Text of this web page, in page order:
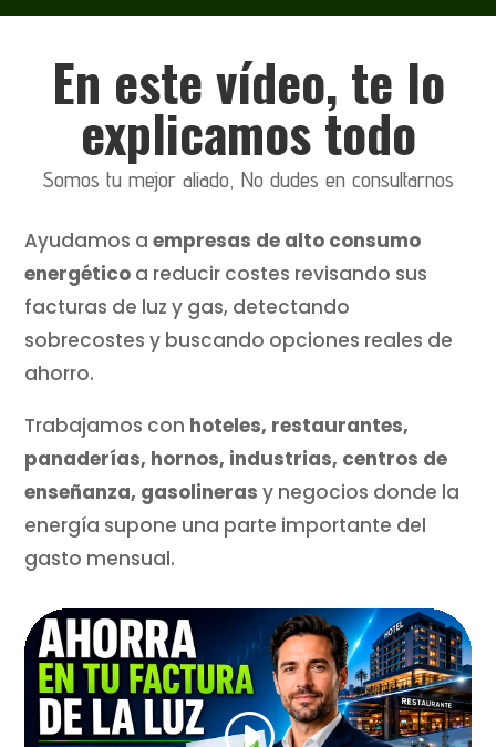
En este vídeo, te lo
explicamos todo
Somos tu mejor aliado, No dudes en consultarnos
Ayudamos aempresas de alto consumo
energético a reducir costes revisando sus
facturas de luz y gas, detectando
sobrecostes y buscando opciones reales de
ahorro.
Trabajamos con hoteles, restaurantes,
panaderías, hornos, industrias, centros de
enseñanza, gasolineras y negocios donde la
energía supone una parte importante del
gasto mensual.